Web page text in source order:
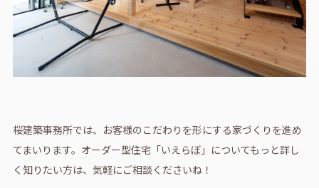
桜建築事務所では、お客様のこだわりを形にする家づくりを進め
てまいります。オーダー型住宅「いえらぼ」についてもっと詳し
く知りたい方は、気軽にご相談くださいね！